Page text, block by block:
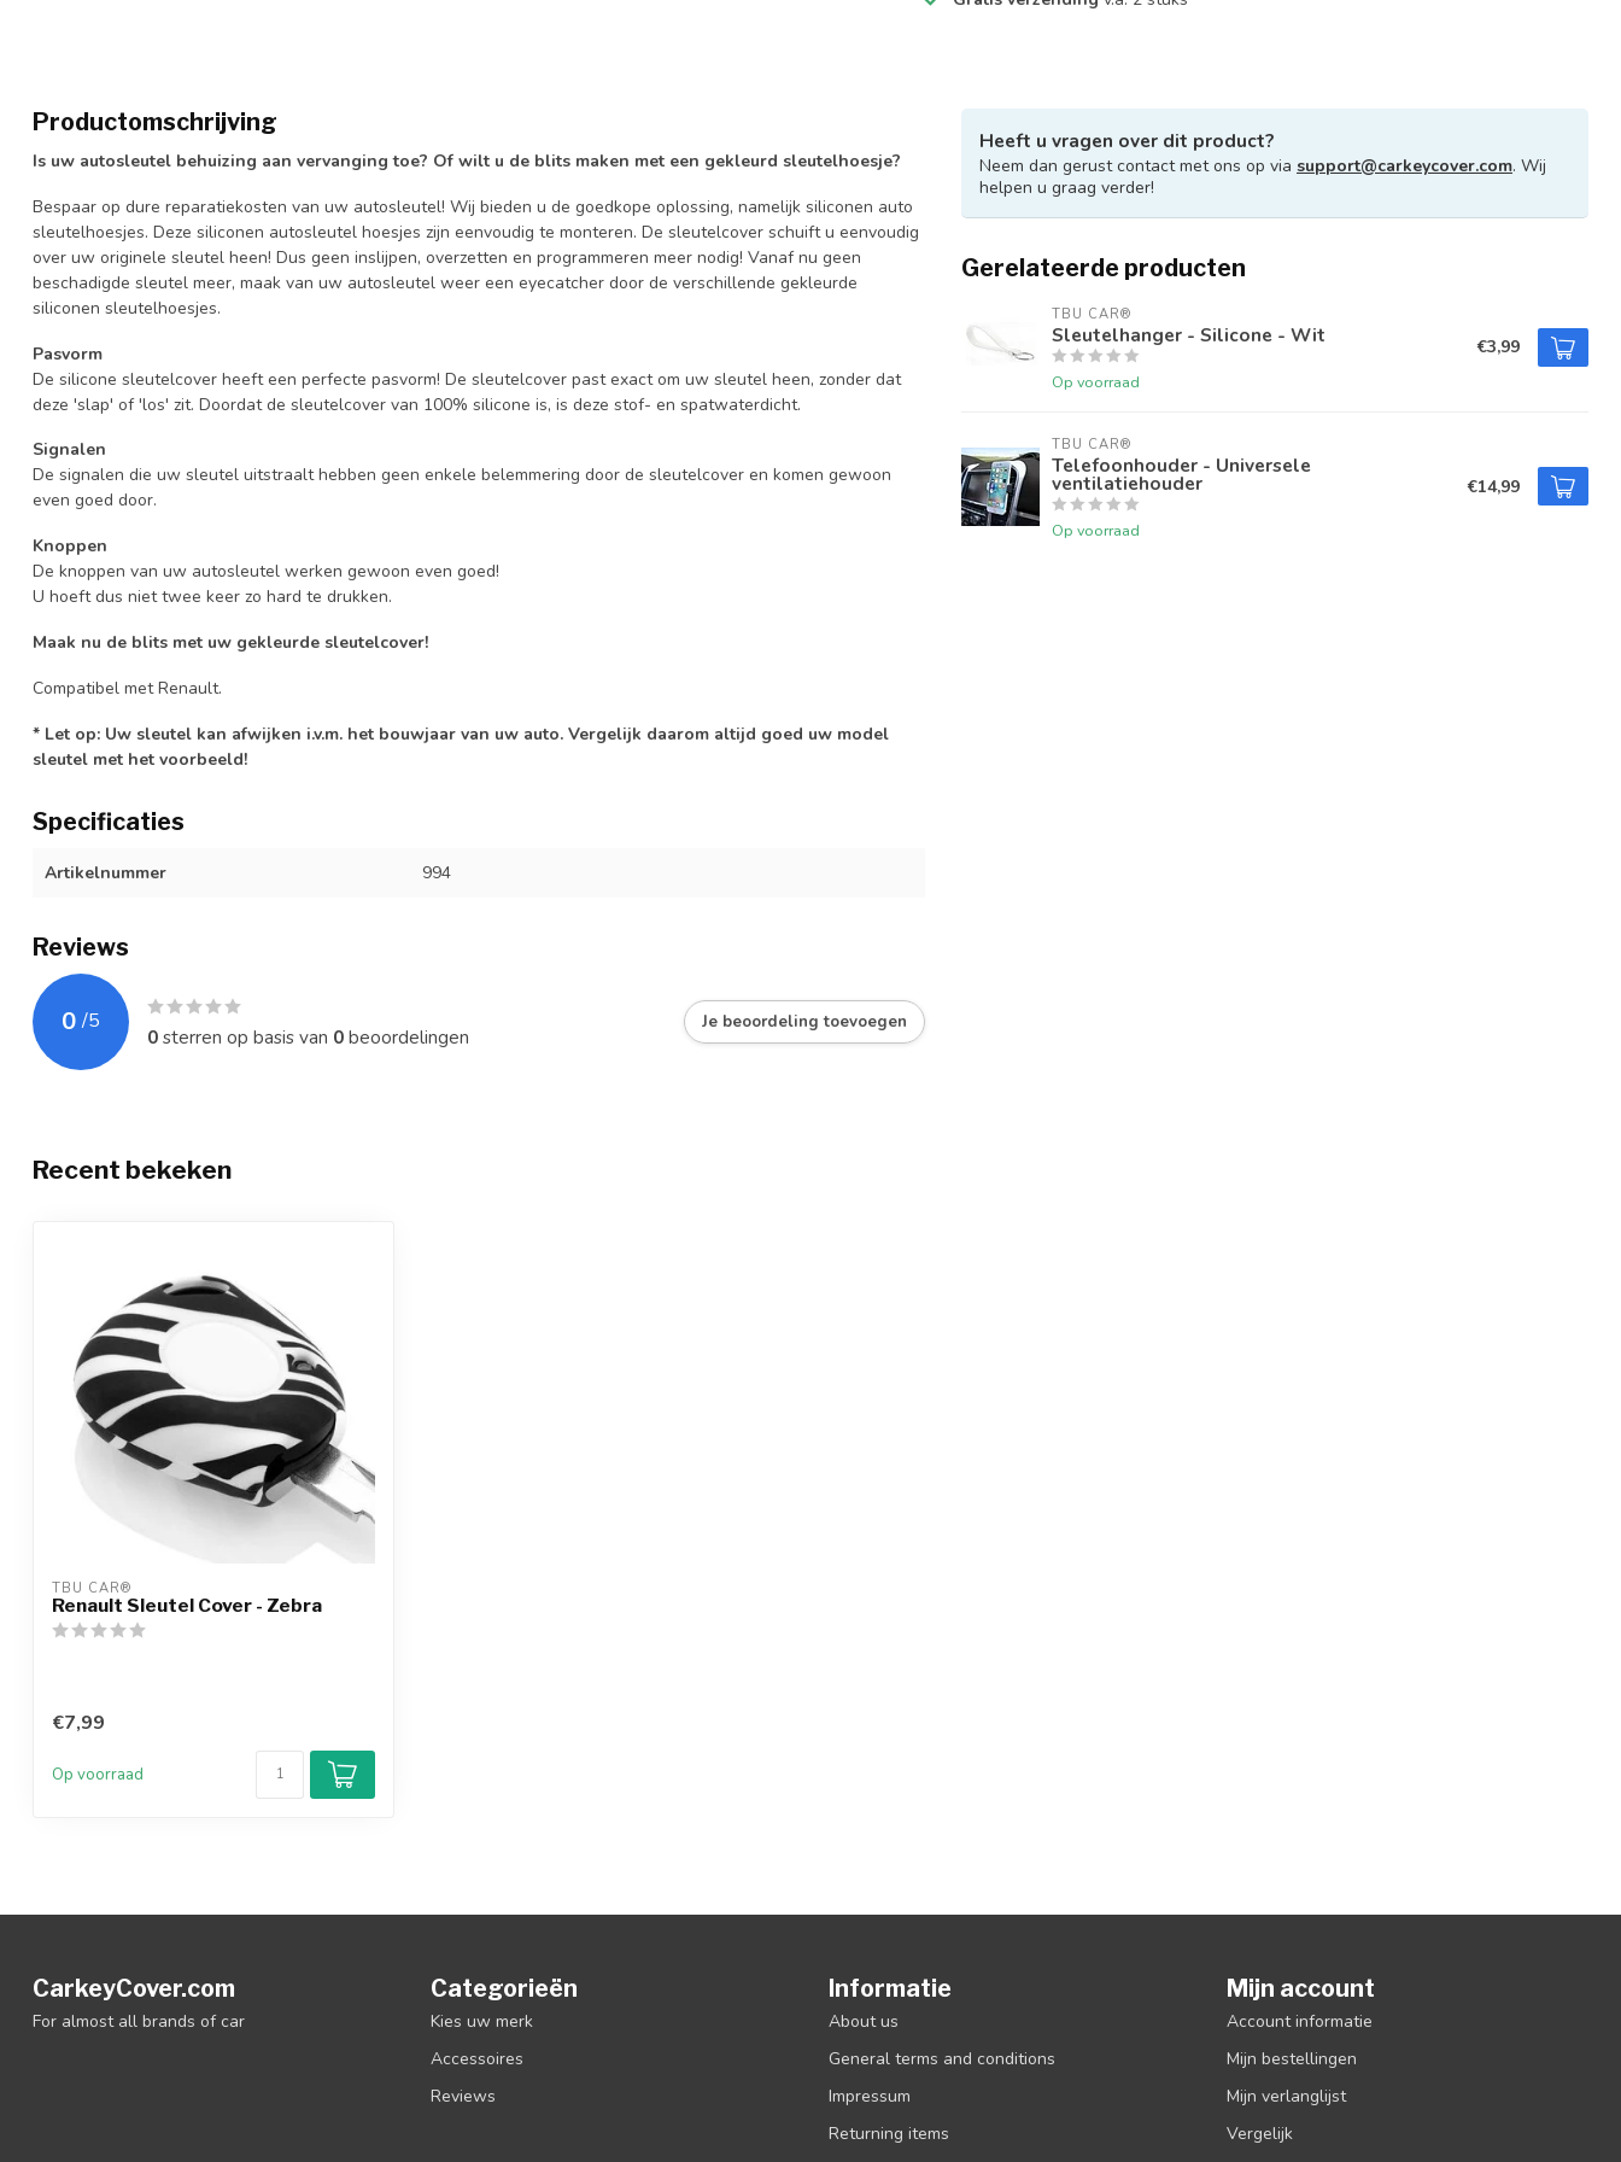
Productomschrijving
Is uw autosleutel behuizing aan vervanging toe? Of wilt u de blits maken met een gekleurd sleutelhoesje?
Bespaar op dure reparatiekosten van uw autosleutel! Wij bieden u de goedkope oplossing, namelijk siliconen auto
sleutelhoesjes. Deze siliconen autosleutel hoesjes zijn eenvoudig te monteren. De sleutelcover schuift u eenvoudig
over uw originele sleutel heen! Dus geen inslijpen, overzetten en programmeren meer nodig! Vanaf nu geen
beschadigde sleutel meer, maak van uw autosleutel weer een eyecatcher door de verschillende gekleurde
siliconen sleutelhoesjes.
Pasvorm
De silicone sleutelcover heeft een perfecte pasvorm! De sleutelcover past exact om uw sleutel heen, zonder dat
deze 'slap' of 'los' zit. Doordat de sleutelcover van 100% silicone is, is deze stof- en spatwaterdicht.
Signalen
De signalen die uw sleutel uitstraalt hebben geen enkele belemmering door de sleutelcover en komen gewoon
even goed door.
Knoppen
De knoppen van uw autosleutel werken gewoon even goed!
U hoeft dus niet twee keer zo hard te drukken.
Maak nu de blits met uw gekleurde sleutelcover!
Compatibel met Renault.
* Let op: Uw sleutel kan afwijken i.v.m. het bouwjaar van uw auto. Vergelijk daarom altijd goed uw model
sleutel met het voorbeeld!
Specificaties
Artikelnummer 994
Reviews
0 /5
0sterren op basis van 0beoordelingen
Je beoordeling toevoegen
Heeft u vragen over dit product?
Neem dan gerust contact met ons op via support@carkeycover.com. Wij
helpen u graag verder!
Gerelateerde producten
TBU CAR®
Sleutelhanger - Silicone - Wit
Op voorraad
€3,99
TBU CAR®
Telefoonhouder - Universele
ventilatiehouder
Op voorraad
€14,99
Recent bekeken
TBU CAR®
Renault Sleutel Cover - Zebra
€7,99
Op voorraad
CarkeyCover.com
For almost all brands of car
Categorieën
Kies uw merk
Accessoires
Reviews
Informatie
About us
General terms and conditions
Impressum
Returning items
Mijn account
Account informatie
Mijn bestellingen
Mijn verlanglijst
Vergelijk